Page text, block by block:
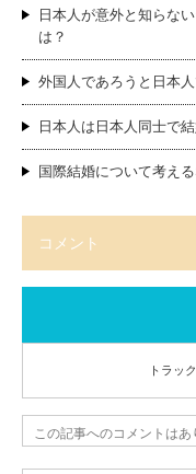
日本人が意外と知らな
は？
外国人であろうと日本
日本人は日本人同士で
国際結婚について考え
コメント
トラッ
この記事へのコメントはあ